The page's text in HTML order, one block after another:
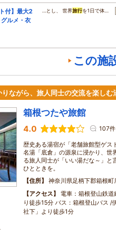
付】最大2
ルメ・衣
…とし、 世界旅行を1日で体…
この施
ながら、旅人同士の交流を楽しむ
箱根つたや旅館
4.0 107件
歴史ある湯宿が「老舗旅館型ゲス
名湯「底倉」の源泉に浸かり、世
る旅人同士が「いい湯だな～」と
ひとときを。
住所
神奈川県足柄下郡箱根町
アクセス
電車：箱根登山鉄
り徒歩15分 バス：箱根登山バス
社下」より徒歩1分